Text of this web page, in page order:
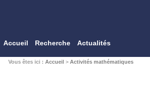
Accueil Recherche Actualités
Vous êtes ici : Accueil> Activités mathématiques